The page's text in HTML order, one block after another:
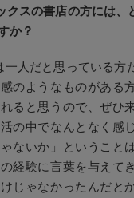
クスの書店の方には、
か？
一人だと思っている方
のようなものがある
ると思うので、ぜひ
の中でなんとなく感
ないか」ということ
経験に言葉を与えて
じゃなかったんだと